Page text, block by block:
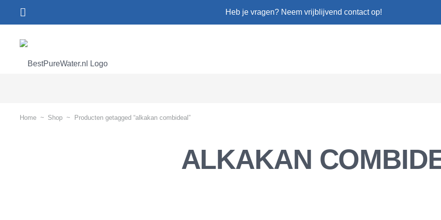
Heb je vragen? Neem vrijblijvend contact op!
Home ~ Shop ~ Producten getagged “alkakan combideal”
ALKAKAN